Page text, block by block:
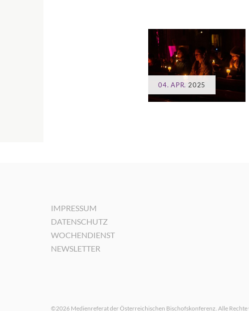
04. APR. 2025
IMPRESSUM
DATENSCHUTZ
WOCHENDIENST
NEWSLETTER
©2026 Medienreferat der Österreichischen Bischofskonferenz. Alle Rechte